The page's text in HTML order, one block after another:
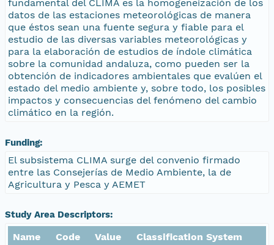
fundamental del CLIMA es la homogeneización de los
datos de las estaciones meteorológicas de manera
que éstos sean una fuente segura y fiable para el
estudio de las diversas variables meteorológicas y
para la elaboración de estudios de índole climática
sobre la comunidad andaluza, como pueden ser la
obtención de indicadores ambientales que evalúen el
estado del medio ambiente y, sobre todo, los posibles
impactos y consecuencias del fenómeno del cambio
climático en la región.
Funding:
El subsistema CLIMA surge del convenio firmado
entre las Consejerías de Medio Ambiente, la de
Agricultura y Pesca y AEMET
Study Area Descriptors:
Name Code Value Classification System